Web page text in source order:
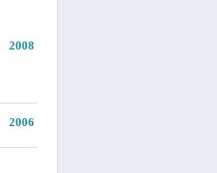
2008
2006